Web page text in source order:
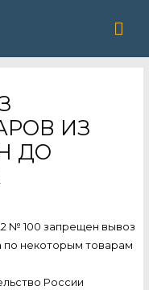
ИЗ
ДО
№ 100 запрещен вывоз
по некоторым товарам
России